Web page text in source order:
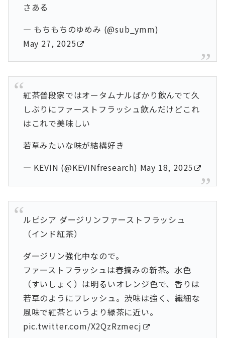
さある
— もちもちのゆめみ (@sub_ymm)
May 27, 2025
紅茶普段家ではオータムナルばかり飲んでて久
しぶりにファーストフラッシュ飲んだけどこれ
はこれで美味しい
若草みたいな味が結構好き
— KEVIN (@KEVINfresearch) May 18, 2025
ルピシア ダージリンファーストフラッシュ
（インド紅茶）
ダージリン強化中なので。
ファーストフラッシュは春摘みの新茶。水色
（すいしょく）は明るいオレンジ色で、香りは
若草のようにフレッシュ。渋味は強く、繊細な
風味で紅茶というより緑茶に近い。
pic.twitter.com/X2QzRzmecj